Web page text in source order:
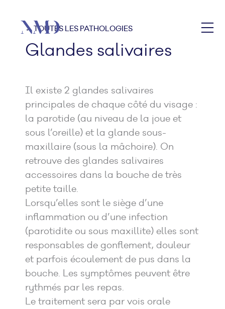
← TOUTES LES PATHOLOGIES
Glandes salivaires
Il existe 2 glandes salivaires
principales de chaque côté du visage :
la parotide (au niveau de la joue et
sous l’oreille) et la glande sous-
maxillaire (sous la mâchoire). On
retrouve des glandes salivaires
accessoires dans la bouche de très
petite taille.
Lorsqu’elles sont le siège d’une
inflammation ou d’une infection
(parotidite ou sous maxillite) elles sont
responsables de gonflement, douleur
et parfois écoulement de pus dans la
bouche. Les symptômes peuvent être
rythmés par les repas.
Le traitement sera par vois orale